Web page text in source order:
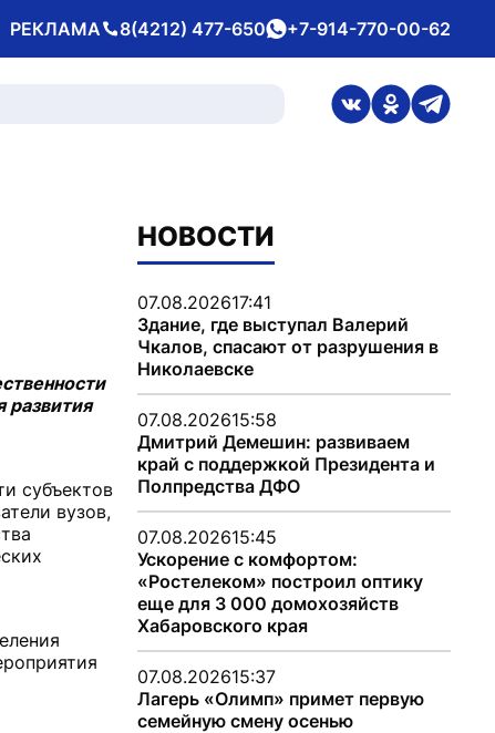
РЕКЛАМА
Телефон 8(4212) 477-650whatsApp
+7-914-770-00-62
ссылка на
ссылка на
развития
субъектов
вузов,
НОВОСТИ
07.08.202617:41
Здание, где выступал Валерий
Чкалов, спасают от разрушения в
Николаевске
07.08.202615:58
Дмитрий Демешин: развиваем
край с поддержкой Президента и
Полпредства ДФО
07.08.202615:45
Ускорение с комфортом:
«Ростелеком» построил оптику
еще для 3 000 домохозяйств
Хабаровского края
07.08.202615:37
Лагерь «Олимп» примет первую
семейную смену осенью